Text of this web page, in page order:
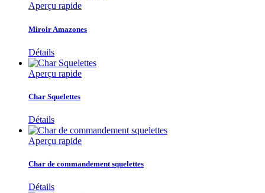
Aperçu rapide
Miroir Amazones
Détails
Aperçu rapide
Char Squelettes
Détails
Aperçu rapide
Char de commandement squelettes
Détails